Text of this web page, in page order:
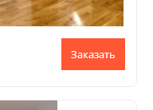
Заказать